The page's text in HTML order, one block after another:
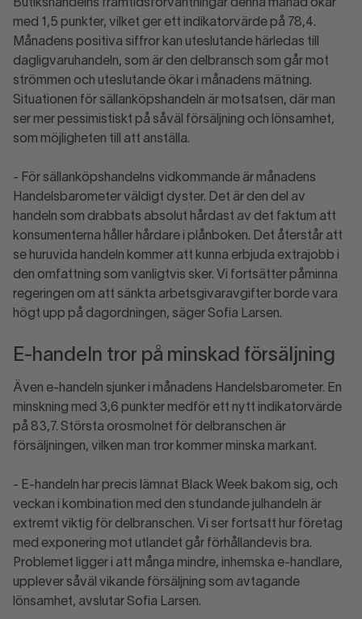
Butikshandelns framtidsförväntningar denna månad ökar
med 1,5 punkter, vilket ger ett indikatorvärde på 78,4.
Månadens positiva siffror kan uteslutande härledas till
dagligvaruhandeln, som är den delbransch som går mot
strömmen och uteslutande ökar i månadens mätning.
Situationen för sällanköpshandeln är motsatsen, där man
ser mer pessimistiskt på såväl försäljning och lönsamhet,
som möjligheten till att anställa.
- För sällanköpshandelns vidkommande är månadens
Handelsbarometer väldigt dyster. Det är den del av
handeln som drabbats absolut hårdast av det faktum att
konsumenterna håller hårdare i plånboken. Det återstår att
se huruvida handeln kommer att kunna erbjuda extrajobb i
den omfattning som vanligtvis sker. Vi fortsätter påminna
regeringen om att sänkta arbetsgivaravgifter borde vara
högt upp på dagordningen, säger Sofia Larsen.
E-handeln tror på minskad försäljning
Även e-handeln sjunker i månadens Handelsbarometer. En
minskning med 3,6 punkter medför ett nytt indikatorvärde
på 83,7. Största orosmolnet för delbranschen är
försäljningen, vilken man tror kommer minska markant.
- E-handeln har precis lämnat Black Week bakom sig, och
veckan i kombination med den stundande julhandeln är
extremt viktig för delbranschen. Vi ser fortsatt hur företag
med exponering mot utlandet går förhållandevis bra.
Problemet ligger i att många mindre, inhemska e-handlare,
upplever såväl vikande försäljning som avtagande
lönsamhet, avslutar Sofia Larsen.